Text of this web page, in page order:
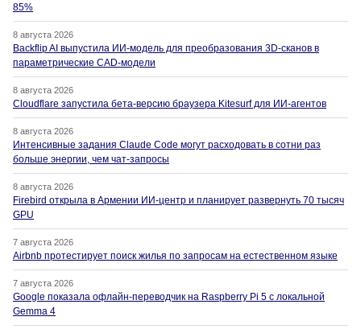
85%
8 августа 2026
Backflip AI выпустила ИИ-модель для преобразования 3D-сканов в
параметрические CAD-модели
8 августа 2026
Cloudflare запустила бета-версию браузера Kitesurf для ИИ-агентов
8 августа 2026
Интенсивные задания Claude Code могут расходовать в сотни раз
больше энергии, чем чат-запросы
8 августа 2026
Firebird открыла в Армении ИИ-центр и планирует развернуть 70 тысяч
GPU
7 августа 2026
Airbnb протестирует поиск жилья по запросам на естественном языке
7 августа 2026
Google показала офлайн-переводчик на Raspberry Pi 5 с локальной
Gemma 4